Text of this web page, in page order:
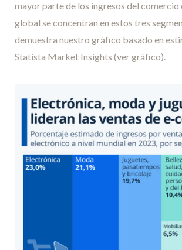
mayor parte de los ingresos del
global se concentran en estos tres
demuestra nuestro gráfico basado en
Statista Market Insights (ver gráfico).